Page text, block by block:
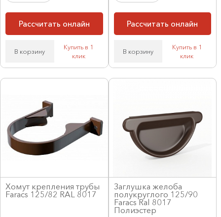
Рассчитать онлайн
В корзину
Купить в 1
клик
Рассчитать онлайн
В корзину
Купить в 1
клик
Хомут крепления трубы
Faracs 125/82 RAL 8017
Заглушка желоба
полукруглого 125/90
Faracs Ral 8017
Полиэстер